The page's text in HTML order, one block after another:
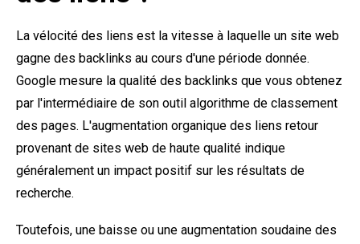
La vélocité des liens est la vitesse à laquelle un site web
gagne des backlinks au cours d'une période donnée.
Google mesure la qualité des backlinks que vous obtenez
par l'intermédiaire de son outil algorithme de classement
des pages. L'augmentation organique des liens retour
provenant de sites web de haute qualité indique
généralement un impact positif sur les résultats de
recherche.
Toutefois, une baisse ou une augmentation soudaine des